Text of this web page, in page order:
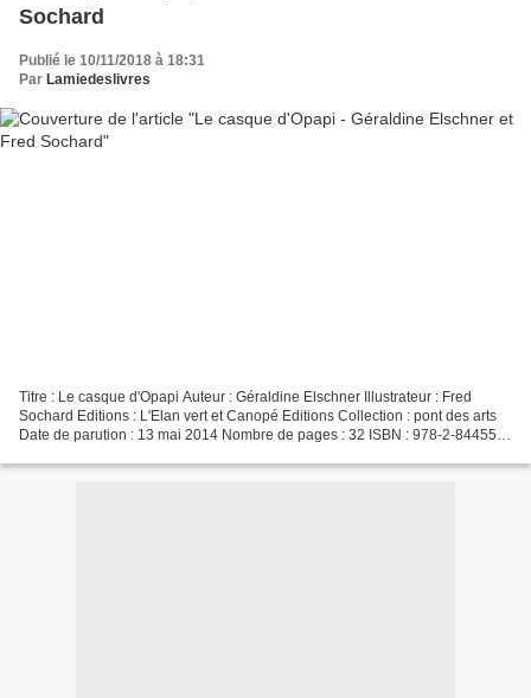
Sochard
Publié le 10/11/2018 à 18:31
Par Lamiedeslivres
Titre : Le casque d'Opapi Auteur : Géraldine Elschner Illustrateur : Fred
Sochard Editions : L'Elan vert et Canopé Editions Collection : pont des arts
Date de parution : 13 mai 2014 Nombre de pages : 32 ISBN : 978-2-84455-